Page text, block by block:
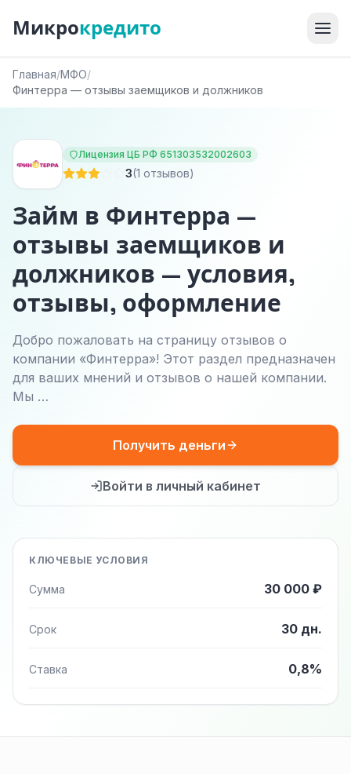
Микрокредито
Главная/МФО/
Финтерра — отзывы заемщиков и должников
Лицензия ЦБ РФ 651303532002603
3(1 отзывов)
Займ в Финтерра —
отзывы заемщиков и
должников — условия,
отзывы, оформление
Добро пожаловать на страницу отзывов о
компании «Финтерра»! Этот раздел предназначен
для ваших мнений и отзывов о нашей компании.
Мы …
Получить деньги
Войти в личный кабинет
КЛЮЧЕВЫЕ УСЛОВИЯ
Сумма 30 000 ₽
Срок 30 дн.
Ставка 0,8%